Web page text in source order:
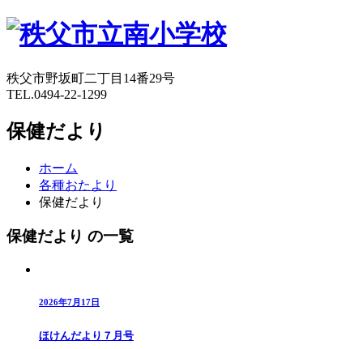
秩父市野坂町二丁目14番29号
TEL.0494-22-1299
保健だより
ホーム
各種おたより
保健だより
保健だより の一覧
2026年7月17日
ほけんだより７月号